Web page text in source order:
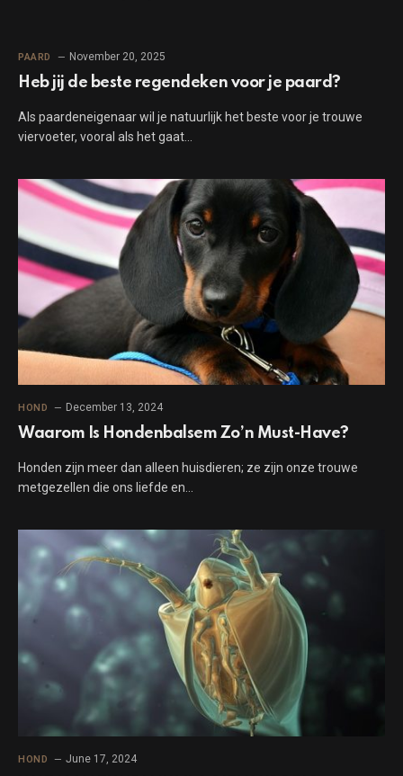
PAARD November 20, 2025
Heb jij de beste regendeken voor je paard?
Als paardeneigenaar wil je natuurlijk het beste voor je trouwe
viervoeter, vooral als het gaat…
HOND December 13, 2024
Waarom Is Hondenbalsem Zo’n Must-Have?
Honden zijn meer dan alleen huisdieren; ze zijn onze trouwe
metgezellen die ons liefde en…
HOND June 17, 2024